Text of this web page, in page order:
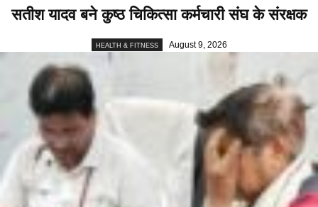
सतीश यादव बने कुष्ठ चिकित्सा कर्मचारी संघ के संरक्षक
HEALTH & FITNESS August 9, 2026